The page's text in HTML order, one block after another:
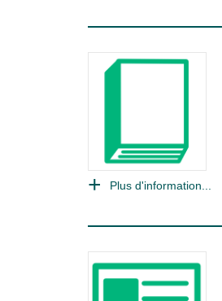
Plus d'information...